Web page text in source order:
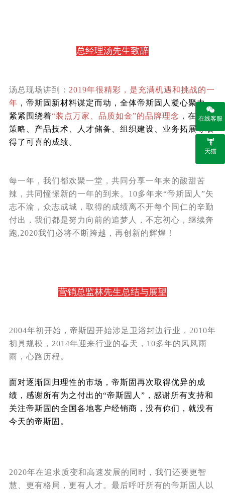
总经理汤先生致辞
汤总现场讲到： 2019年很精彩，是充满机遇和挑战的一
年 ，帝斯固新材料谋定而动，全体帝斯固人凝心聚力，
紧紧围绕着“装点万家、品质如金”的品牌理念 ， 在市场
策略、产品技术、人才储备、组织建设、业务拓展等取
得了可喜的成绩。
每一年，我们都欢聚一堂，共同分享一年来的酸甜苦
辣，共同憧憬新的一年的到来。10多年来“帝斯固人”矢
志不渝，众志成城，取得的成绩离不开每个同仁的辛勤
付出，我们都是努力向前的追梦人，不忘初心，继续奔
跑,2020我们必将不断跨越，再创新的辉煌！
营销总监林先生总结与展望
2004年初开始，帝斯固开始涉足卫浴封边行业，2010年
初具规模，2014年迎来行业的春天，10多年的风风雨
雨，心路历程。
面对逐渐回归理性的市场，帝斯固再次取得优异的成
绩，感谢所有为之付出的“帝斯固人”，感谢所有支持和
关注帝斯固的全国各地客户经销商，没有你们，就没有
今天的帝斯固。
2020年在追求质变和高速发展的同时，我们还要更智
慧、更有格局，更有人才。最后呼吁所有的帝斯固人以
在线客服
天猫